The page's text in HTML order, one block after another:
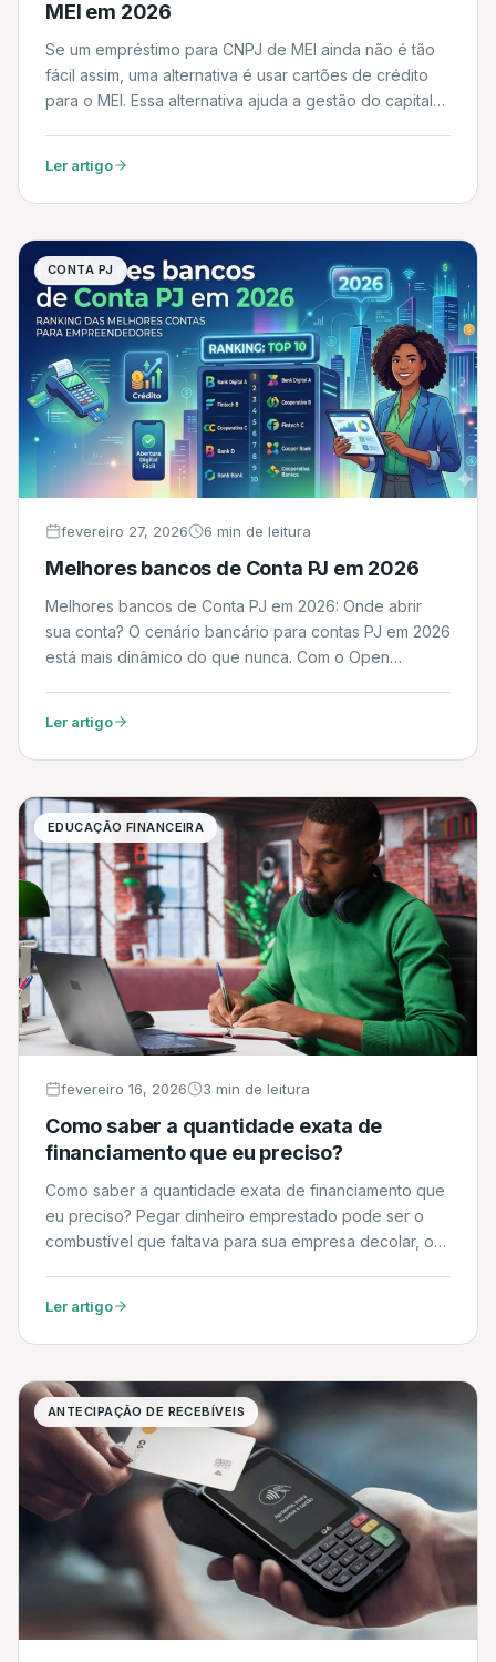
MEI em 2026
Se um empréstimo para CNPJ de MEI ainda não é tão
fácil assim, uma alternativa é usar cartões de crédito
para o MEI. Essa alternativa ajuda a gestão do capital
tradicionais ampliaram o foco no MEI […]
Ler artigo
CONTA PJ
fevereiro 27, 2026 6 min de leitura
Melhores bancos de Conta PJ em 2026
Melhores bancos de Conta PJ em 2026: Onde abrir
sua conta? O cenário bancário para contas PJ em 2026
está mais dinâmico do que nunca. Com o Open
melhor integração tecnológica e o crédito mais […]
Ler artigo
EDUCAÇÃO FINANCEIRA
fevereiro 16, 2026 3 min de leitura
Como saber a quantidade exata de
financiamento que eu preciso?
Como saber a quantidade exata de financiamento que
eu preciso? Pegar dinheiro emprestado pode ser o
combustível que faltava para sua empresa decolar, ou
pedir. Pedir de menos obriga você a buscar novos
empréstimos (geralmente mais caros) […]
Ler artigo
ANTECIPAÇÃO DE RECEBÍVEIS